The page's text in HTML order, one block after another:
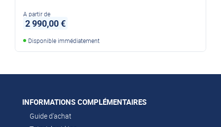
A partir de
2 990,00 €
Disponible immédiatement
INFORMATIONS COMPLÉMENTAIRES
Guide d'achat